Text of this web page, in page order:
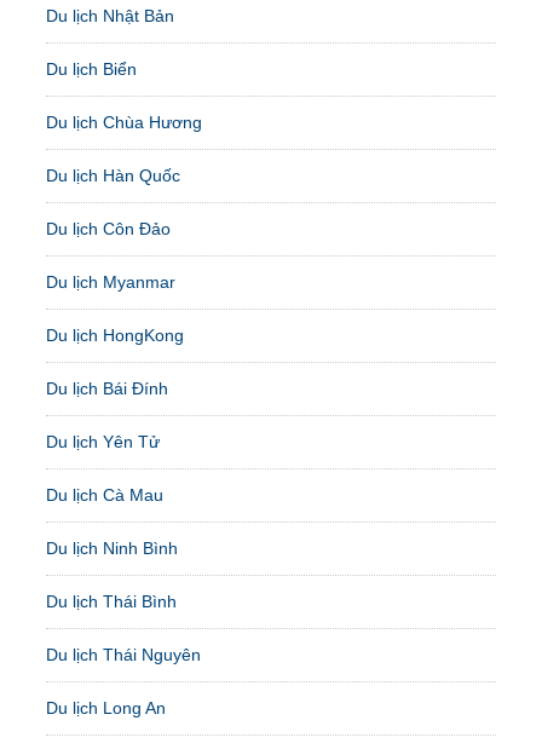
Du lịch Nhật Bản
Du lịch Biển
Du lịch Chùa Hương
Du lịch Hàn Quốc
Du lịch Côn Đảo
Du lịch Myanmar
Du lịch HongKong
Du lịch Bái Đính
Du lịch Yên Tử
Du lịch Cà Mau
Du lịch Ninh Bình
Du lịch Thái Bình
Du lịch Thái Nguyên
Du lịch Long An